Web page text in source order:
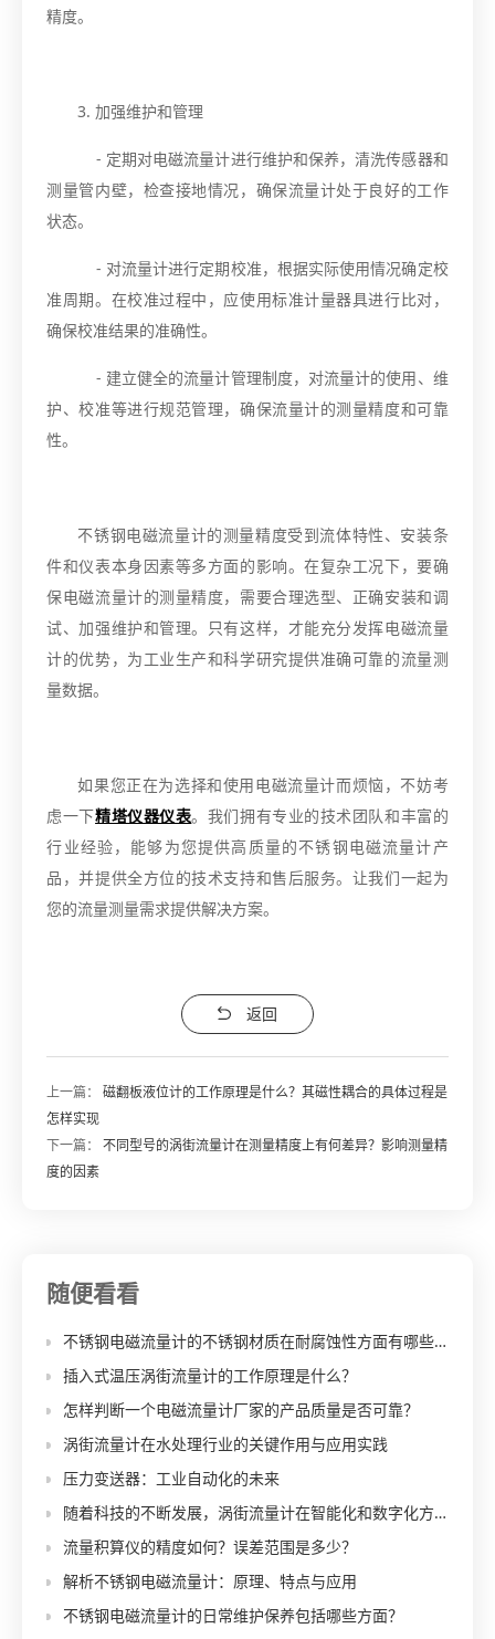
精度。
3. 加强维护和管理
- 定期对电磁流量计进行维护和保养，清洗传感器和
测量管内壁，检查接地情况，确保流量计处于良好的工作
状态。
- 对流量计进行定期校准，根据实际使用情况确定校
准周期。在校准过程中，应使用标准计量器具进行比对，
确保校准结果的准确性。
- 建立健全的流量计管理制度，对流量计的使用、维
护、校准等进行规范管理，确保流量计的测量精度和可靠
性。
不锈钢电磁流量计的测量精度受到流体特性、安装条
件和仪表本身因素等多方面的影响。在复杂工况下，要确
保电磁流量计的测量精度，需要合理选型、正确安装和调
试、加强维护和管理。只有这样，才能充分发挥电磁流量
计的优势，为工业生产和科学研究提供准确可靠的流量测
量数据。
如果您正在为选择和使用电磁流量计而烦恼，不妨考
虑一下精塔仪器仪表。我们拥有专业的技术团队和丰富的
行业经验，能够为您提供高质量的不锈钢电磁流量计产
品，并提供全方位的技术支持和售后服务。让我们一起为
您的流量测量需求提供解决方案。
返回
上一篇：磁翻板液位计的工作原理是什么？其磁性耦合的具体过程是
怎样实现
下一篇：不同型号的涡街流量计在测量精度上有何差异？影响测量精
度的因素
随便看看
不锈钢电磁流量计的不锈钢材质在耐腐蚀性方面有哪些突出特点？适用于哪些腐蚀性介质的流量测量？
插入式温压涡街流量计的工作原理是什么？
怎样判断一个电磁流量计厂家的产品质量是否可靠？
涡街流量计在水处理行业的关键作用与应用实践
压力变送器：工业自动化的未来
随着科技的不断发展，涡街流量计在智能化和数字化方面有哪些新的技术应用和发展趋势？
流量积算仪的精度如何？误差范围是多少？
解析不锈钢电磁流量计：原理、特点与应用
不锈钢电磁流量计的日常维护保养包括哪些方面？